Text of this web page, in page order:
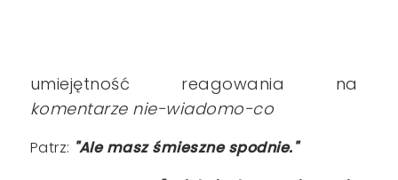
umiejętność reagowania na
komentarze nie-wiadomo-co
Patrz: "Ale masz śmieszne spodnie."